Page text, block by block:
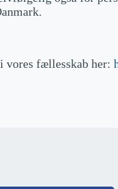
vores fællesskab her: